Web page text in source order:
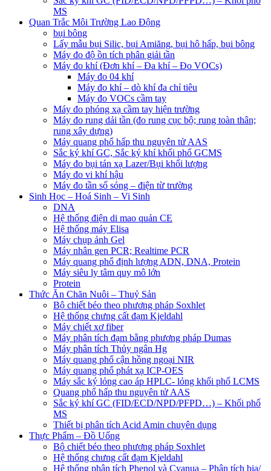
MS
Quan Trắc Môi Trường Lao Động
bụi bông
Lấy mẫu bụi Silic, bụi Amiăng, bụi hô hấp, bụi bông
Máy đo độ ồn tích phân giải tần
Máy đo khí (Đơn khí – Đa khí – Đo VOCs)
Máy đo 04 khí
Máy đo khí – dò khí đa chỉ tiêu
Máy đo VOCs cầm tay
Máy đo phóng xạ cầm tay hiện trường
Máy đo rung dải tần (đo rung cục bộ; rung toàn thân;
rung xây dựng)
Máy quang phổ hấp thu nguyên tử AAS
Sắc ký khí GC, Sắc ký khí khối phổ GCMS
Máy đo bụi tán xạ Lazer/Bụi khối lượng
Máy đo vi khí hậu
Máy đo tần số sóng – điện từ trường
Sinh Học – Hoá Sinh – Vi Sinh
DNA
Hệ thống điện di mao quản CE
Hệ thống máy Elisa
Máy chụp ảnh Gel
Máy nhân gen PCR; Realtime PCR
Máy quang phổ định lượng ADN, DNA, Protein
Máy siêu ly tâm quy mô lớn
Protein
Thức Ăn Chăn Nuôi – Thuỷ Sản
Bộ chiết béo theo phương pháp Soxhlet
Hệ thống chưng cất đạm Kjeldahl
Máy chiết xơ fiber
Máy phân tích đạm bằng phương pháp Dumas
Máy phân tích Thủy ngân Hg
Máy quang phổ cận hồng ngoại NIR
Máy quang phổ phát xạ ICP-OES
Máy sắc ký lỏng cao áp HPLC- lỏng khối phổ LCMS
Quang phổ hấp thu nguyên tử AAS
Sắc ký khí GC (FID/ECD/NPD/PFPD…) – Khối phổ
MS
Thiết bị phân tích Acid Amin chuyên dụng
Thực Phẩm – Đồ Uống
Bộ chiết béo theo phương pháp Soxhlet
Hệ thống chưng cất đạm Kjeldahl
Hệ thống phân tích Phenol và Cyanua – Phân tích bia/